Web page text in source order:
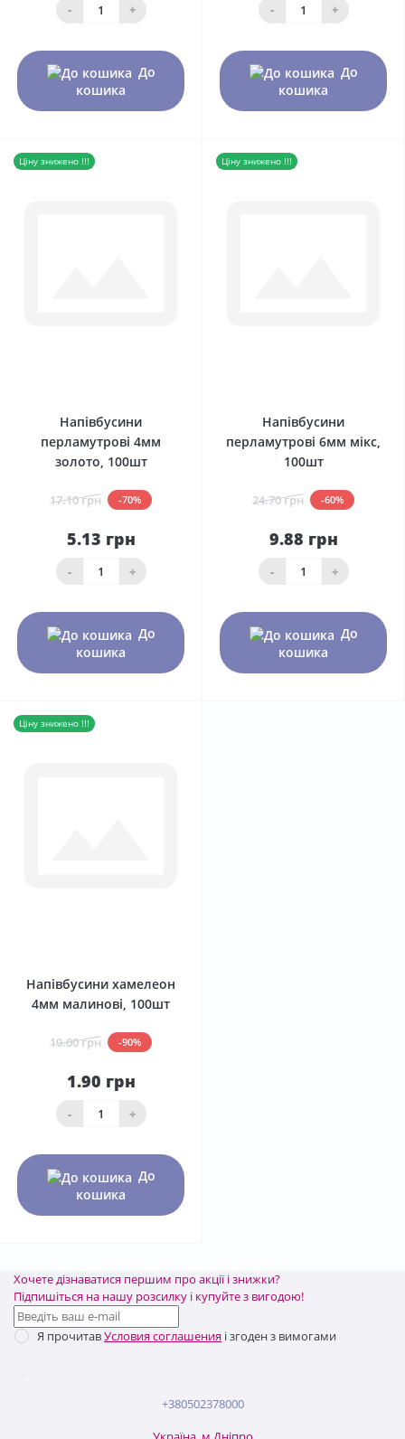
- +
До
кошика
- +
До
кошика
Ціну знижено !!!
Напівбусини
перламутрові 4мм
золото, 100шт
17.10 грн -70%
5.13 грн
- +
До
кошика
Ціну знижено !!!
Напівбусини
перламутрові 6мм мікс,
100шт
24.70 грн -60%
9.88 грн
- +
До
кошика
Ціну знижено !!!
Напівбусини хамелеон
4мм малинові, 100шт
19.00 грн -90%
1.90 грн
- +
До
кошика
Хочете дізнаватися першим про акції і знижки?
Підпишіться на нашу розсилку і купуйте з вигодою!
Я прочитавУсловия соглашения і згоден з вимогами
+380502378000